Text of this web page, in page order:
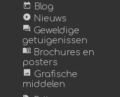
today Blog
play_circle Nieuws
forum Geweldige
getuigenissen
menu_book Brochures en
posters
image Grafische
middelen